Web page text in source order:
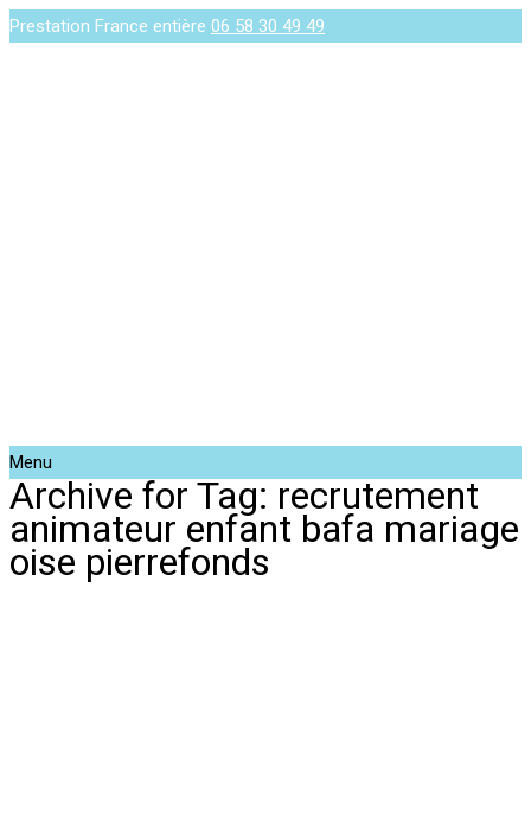
Prestation France entière 06 58 30 49 49
Menu
Archive for Tag: recrutement
animateur enfant bafa mariage
oise pierrefonds